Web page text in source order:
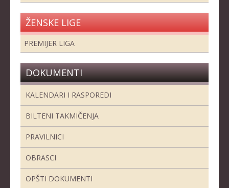
ŽENSKE LIGE
PREMIJER LIGA
DOKUMENTI
KALENDARI I RASPOREDI
BILTENI TAKMIČENJA
PRAVILNICI
OBRASCI
OPŠTI DOKUMENTI